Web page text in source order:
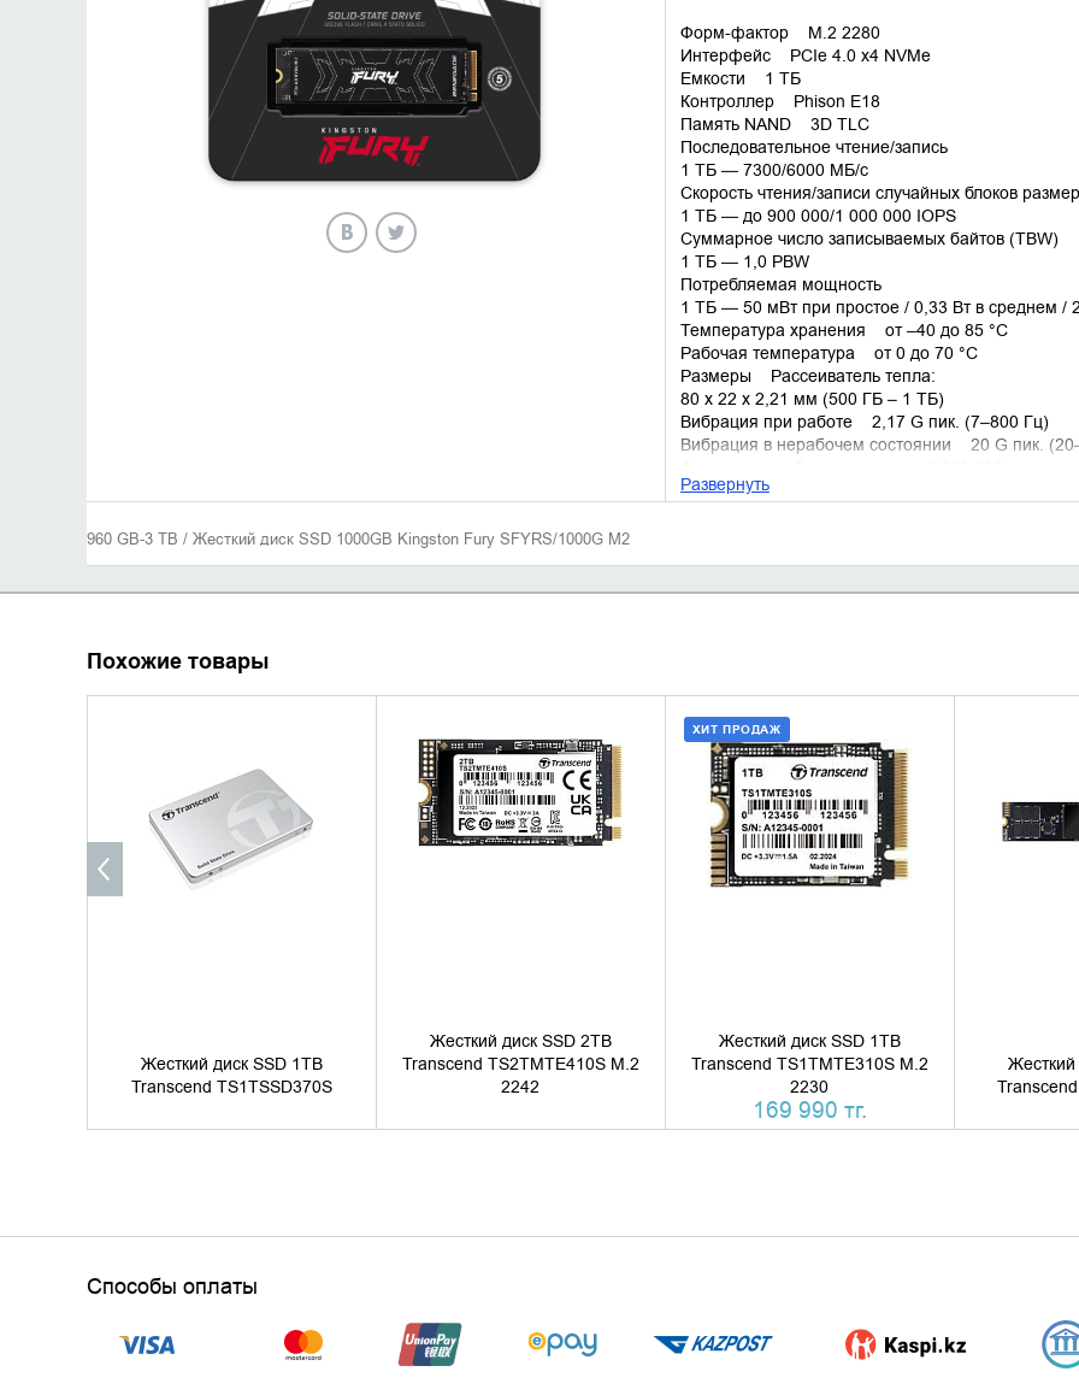
Форм-фактор M.2 2280
Интерфейс PCIe 4.0 x4 NVMe
Емкости 1 ТБ
Контроллер Phison E18
Память NAND 3D TLC
Последовательное чтение/запись
1 ТБ — 7300/6000 МБ/с
Скорость чтения/записи случайных блоков
1 ТБ — до 900 000/1 000 000 IOPS
Суммарное число записываемых байтов (TBW)
1 ТБ — 1,0 PBW
Потребляемая мощность
1 ТБ — 50 мВт при простое / 0,33 Вт в среднем /
Температура хранения от –40 до 85 °C
Рабочая температура от 0 до 70 °C
Размеры Рассеиватель тепла:
80 x 22 x 2,21 мм (500 ГБ – 1 ТБ)
Вибрация при работе 2,17 G пик. (7–800 Гц)
Вибрация в нерабочем состоянии 20 G пик.
Развернуть
960 GB-3 TB / Жесткий диск SSD 1000GB Kingston Fury SFYRS/1000G M2
Похожие товары
Жесткий диск SSD 1TB
Transcend TS1TSSD370S
УТОЧНИТЬ НАЛИЧИЕ
Жесткий диск SSD 2TB
Transcend TS2TMTE410S M.2
2242
УТОЧНИТЬ НАЛИЧИЕ
Жесткий диск SSD 1TB
Transcend TS1TMTE310S M.2
2230
169 990 тг.
ХИТ ПРОДАЖ
ДОБАВИТЬ В КОРЗИНУ
КУПИТЬ В 1 КЛИК
Жесткий
Способы оплаты